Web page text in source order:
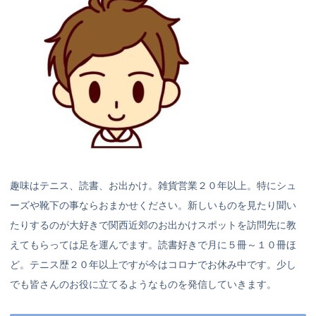
趣味はテニス、読書、お出かけ。雑貨営業２０年以上。特にシュ
ーズや靴下の事ならおまかせください。新しいものを見たり聞い
たりするのが大好きで関西近郊のお出かけスポットを訪問先に教
えてもらっては足を運んでます。読書好きで月に５冊～１０冊ほ
ど。テニス歴２０年以上ですが今はコロナでお休み中です。少し
でも皆さんのお役に立てるようなものを発信していきます。